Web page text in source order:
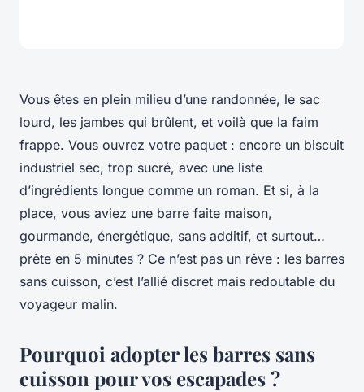
Vous êtes en plein milieu d’une randonnée, le sac
lourd, les jambes qui brûlent, et voilà que la faim
frappe. Vous ouvrez votre paquet : encore un biscuit
industriel sec, trop sucré, avec une liste
d’ingrédients longue comme un roman. Et si, à la
place, vous aviez une barre faite maison,
gourmande, énergétique, sans additif, et surtout…
prête en 5 minutes ? Ce n’est pas un rêve : les barres
sans cuisson, c’est l’allié discret mais redoutable du
voyageur malin.
Pourquoi adopter les barres sans
cuisson pour vos escapades ?